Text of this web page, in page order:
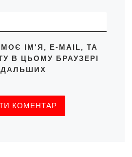
ІМ'Я, E-MAIL, ТА
В ЦЬОМУ БРАУЗЕРІ